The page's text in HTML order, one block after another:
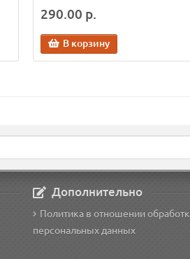
290.00 р.
В корзину
Дополнительно
Политика в отношении
персональных данных